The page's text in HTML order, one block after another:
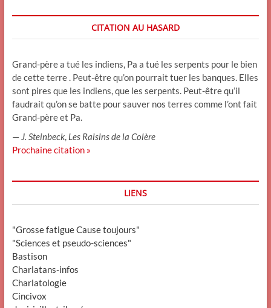
CITATION AU HASARD
Grand-père a tué les indiens, Pa a tué les serpents pour le bien
de cette terre . Peut-être qu’on pourrait tuer les banques. Elles
sont pires que les indiens, que les serpents. Peut-être qu’il
faudrait qu’on se batte pour sauver nos terres comme l’ont fait
Grand-père et Pa.
— J. Steinbeck, Les Raisins de la Colère
Prochaine citation »
LIENS
"Grosse fatigue Cause toujours"
"Sciences et pseudo-sciences"
Bastison
Charlatans-infos
Charlatologie
Cincivox